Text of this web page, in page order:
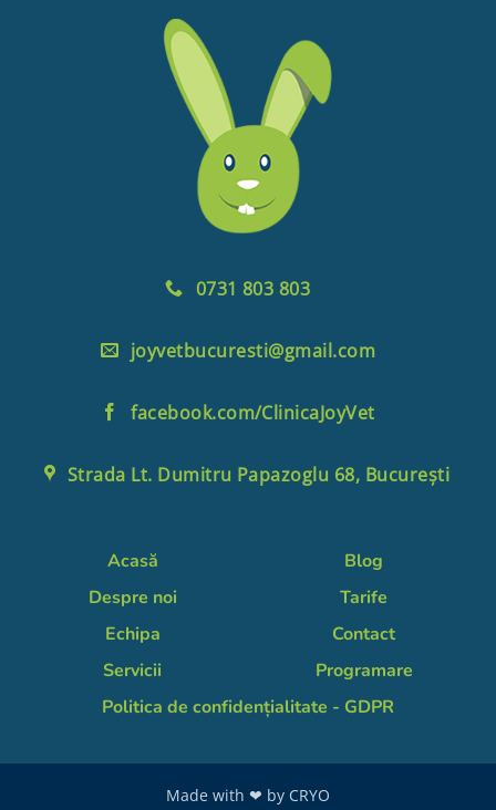
0731 803 803
joyvetbucuresti@gmail.com
facebook.com/ClinicaJoyVet
Strada Lt. Dumitru Papazoglu 68, București
Acasă
Despre noi
Echipa
Servicii
Blog
Tarife
Contact
Programare
Politica de confidențialitate - GDPR
Made with ❤ by CRYO